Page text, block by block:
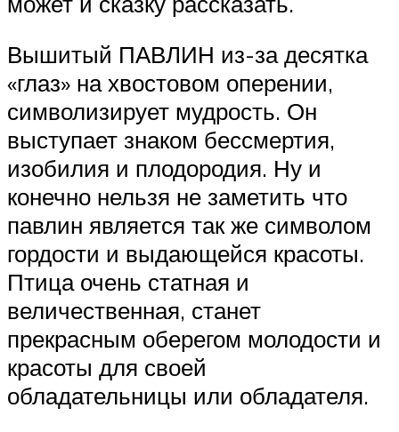
Вышитый ПАВЛИН из-за десятка
«глаз» на хвостовом оперении,
символизирует мудрость. Он
выступает знаком бессмертия,
изобилия и плодородия. Ну и
конечно нельзя не заметить что
павлин является так же символом
гордости и выдающейся красоты.
Птица очень статная и
величественная, станет
прекрасным оберегом молодости и
красоты для своей
обладательницы или обладателя.